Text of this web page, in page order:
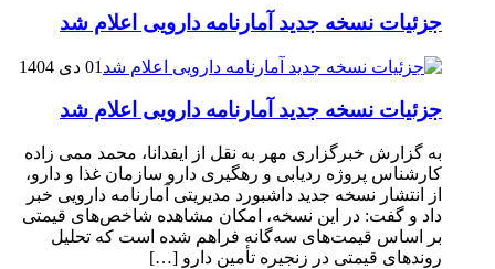
جزئیات نسخه جدید آمارنامه دارویی اعلام شد
01 دی 1404
جزئیات نسخه جدید آمارنامه دارویی اعلام شد
به گزارش خبرگزاری مهر به نقل از ایفدانا، محمد ممی زاده
کارشناس پروژه ردیابی و رهگیری دارو سازمان غذا و دارو،
از انتشار نسخه جدید داشبورد مدیریتی آمارنامه دارویی خبر
داد و گفت: در این نسخه، امکان مشاهده شاخص‌های قیمتی
بر اساس قیمت‌های سه‌گانه فراهم شده است که تحلیل
روندهای قیمتی در زنجیره تأمین دارو […]